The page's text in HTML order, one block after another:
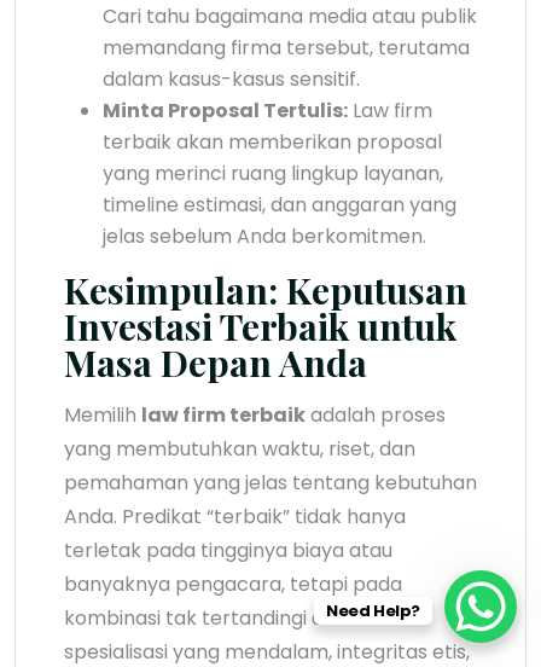
Cari tahu bagaimana media atau publik
memandang firma tersebut, terutama
dalam kasus-kasus sensitif.
Minta Proposal Tertulis: Law firm
terbaik akan memberikan proposal
yang merinci ruang lingkup layanan,
timeline estimasi, dan anggaran yang
jelas sebelum Anda berkomitmen.
Kesimpulan: Keputusan
Investasi Terbaik untuk
Masa Depan Anda
Memilih law firm terbaikadalah proses
yang membutuhkan waktu, riset, dan
pemahaman yang jelas tentang kebutuhan
Anda. Predikat “terbaik” tidak hanya
terletak pada tingginya biaya atau
banyaknya pengacara, tetapi pada
kombinasi tak tertandingi antara
spesialisasi yang mendalam, integritas etis,
Need Help?